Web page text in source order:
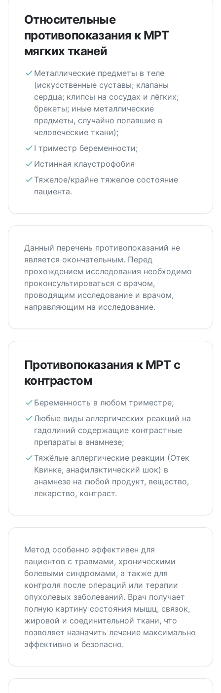
Относительные
противопоказания к МРТ
мягких тканей
Металлические предметы в теле
(искусственные суставы; клапаны
сердца; клипсы на сосудах и лёгких;
брекеты; иные металлические
предметы, случайно попавшие в
человеческие ткани);
I триместр беременности;
Истинная клаустрофобия
Тяжелое/крайне тяжелое состояние
пациента.
Данный перечень противопоказаний не
является окончательным. Перед
прохождением исследования необходимо
проконсультироваться с врачом,
проводящим исследование и врачом,
направляющим на исследование.
Противопоказания к МРТ с
контрастом
Беременность в любом триместре;
Любые виды аллергических реакций на
гадолиний содержащие контрастные
препараты в анамнезе;
Тяжёлые аллергические реакции (Отек
Квинке, анафилактический шок) в
анамнезе на любой продукт, вещество,
лекарство, контраст.
Метод особенно эффективен для
пациентов с травмами, хроническими
болевыми синдромами, а также для
контроля после операций или терапии
опухолевых заболеваний. Врач получает
полную картину состояния мышц, связок,
жировой и соединительной ткани, что
позволяет назначить лечение максимально
эффективно и безопасно.